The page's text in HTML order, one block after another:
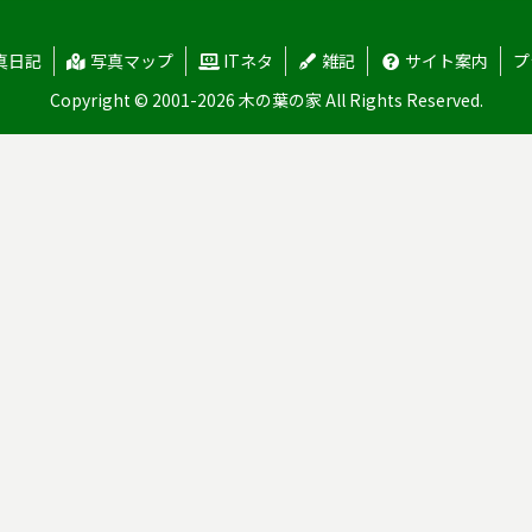
日記 写真マップ ITネタ 雑記 サイト案内
Copyright © 2001-2026 木の葉の家 All Rights Reserved.